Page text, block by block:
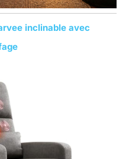
inclinable avec